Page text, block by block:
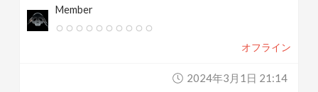
Member
オフライン
2024年3月1日 21:14